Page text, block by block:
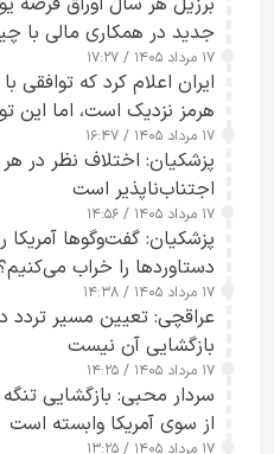
جدید در همکاری مالی با
۱۷ مرداد ۱۴۰۵ / ۱۷:۲۷
ایران اعلام کرد که توافقی
هرمز نزدیک است، اما این
آبراه را آزاد کند
۱۷ مرداد ۱۴۰۵ / ۱۶:۴۷
پزشکیان: اختلاف نظر در
اجتناب‌ناپذیر است
۱۷ مرداد ۱۴۰۵ / ۱۴:۵۶
پزشکیان: گفت‌وگوها آمریکا
دستاوردها را خراب
۱۷ مرداد ۱۴۰۵ / ۱۴:۳۸
عراقچی: تعیین مسیر تردد
بازگشایی آن نیست
۱۷ مرداد ۱۴۰۵ / ۱۴:۲۵
سردار محبی: بازگشایی
از سوی آمریکا وابسته است
۱۷ مرداد ۱۴۰۵ / ۱۳:۲۵